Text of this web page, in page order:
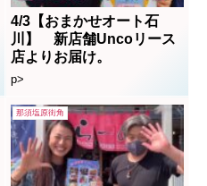
4/3【おまかせオート石
川】 新店舗Uncoリース
店よりお届け。
p>
那須塩原街角